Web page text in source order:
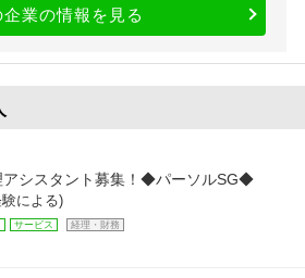
企業の情報を見る
アシスタント募集！◆パーソルSG◆
による)
サービス 経理・財務